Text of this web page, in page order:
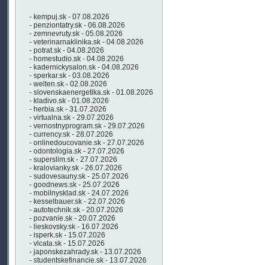
- kempuj.sk - 07.08.2026
- penziontatry.sk - 06.08.2026
- zemnevruty.sk - 05.08.2026
- veterinarnaklinika.sk - 04.08.2026
- potrat.sk - 04.08.2026
- homestudio.sk - 04.08.2026
- kadernickysalon.sk - 04.08.2026
- sperkar.sk - 03.08.2026
- welten.sk - 02.08.2026
- slovenskaenergetika.sk - 01.08.2026
- kladivo.sk - 01.08.2026
- herbia.sk - 31.07.2026
- virtualna.sk - 29.07.2026
- vernostnyprogram.sk - 29.07.2026
- currency.sk - 28.07.2026
- onlinedoucovanie.sk - 27.07.2026
- odontologia.sk - 27.07.2026
- superslim.sk - 27.07.2026
- kralovianky.sk - 26.07.2026
- sudovesauny.sk - 25.07.2026
- goodnews.sk - 25.07.2026
- mobilnysklad.sk - 24.07.2026
- kesselbauer.sk - 22.07.2026
- autotechnik.sk - 20.07.2026
- pozvanie.sk - 20.07.2026
- lieskovsky.sk - 16.07.2026
- isperk.sk - 15.07.2026
- vlcata.sk - 15.07.2026
- japonskezahrady.sk - 13.07.2026
- studentskefinancie.sk - 13.07.2026